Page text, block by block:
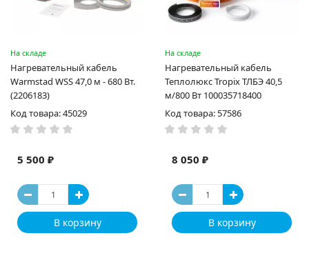
На складе
Нагревательный кабель
Warmstad WSS 47,0 м - 680 Вт.
(2206183)
Код товара: 45029
5 500 ₽
В корзину
На складе
Нагревательный кабель
Теплолюкс Tropix ТЛБЭ 40,5
м/800 Вт 100035718400
Код товара: 57586
8 050 ₽
В корзину